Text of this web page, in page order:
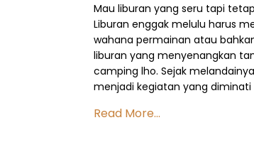
Mau liburan yang seru tapi
Liburan enggak melulu harus
wahana permainan atau
liburan yang menyenangkan
camping lho. Sejak
menjadi kegiatan yang diminati
Read More...